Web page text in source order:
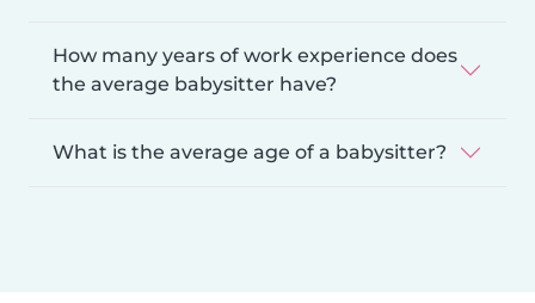
How many years of work experience does
the average babysitter have?
What is the average age of a babysitter?